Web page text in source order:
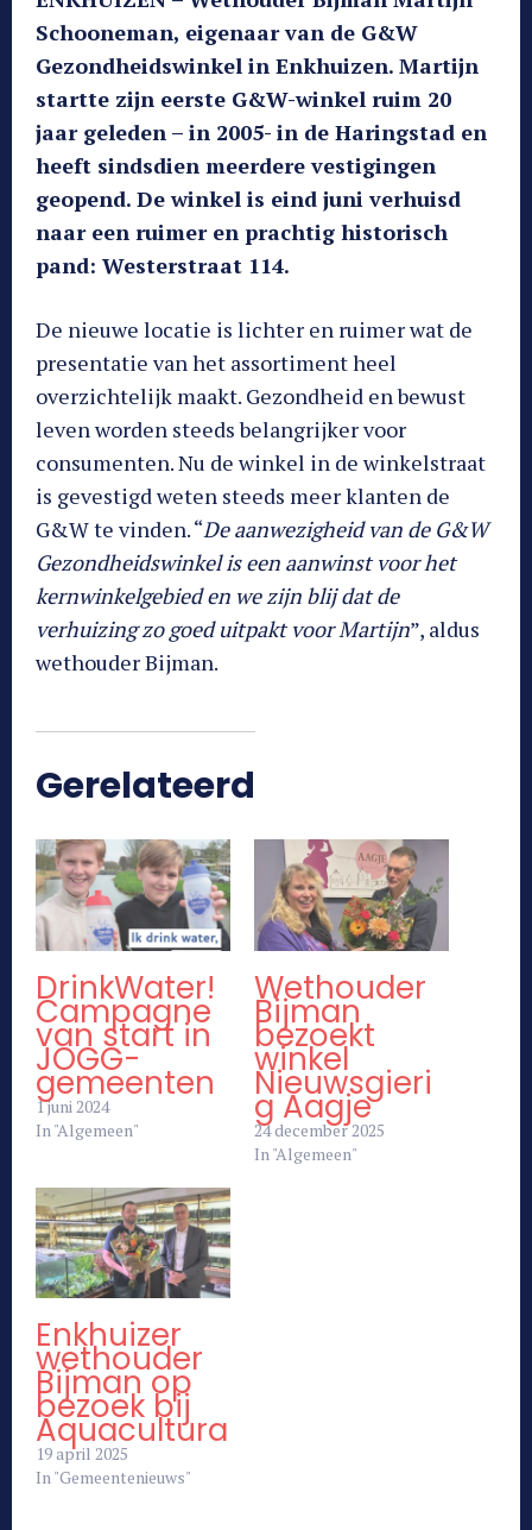
Schooneman, eigenaar van de G&W
Gezondheidswinkel in Enkhuizen. Martijn
startte zijn eerste G&W-winkel ruim 20
jaar geleden – in 2005- in de Haringstad en
heeft sindsdien meerdere vestigingen
geopend. De winkel is eind juni verhuisd
naar een ruimer en prachtig historisch
pand: Westerstraat 114.
De nieuwe locatie is lichter en ruimer wat de
presentatie van het assortiment heel
overzichtelijk maakt. Gezondheid en bewust
leven worden steeds belangrijker voor
consumenten. Nu de winkel in de winkelstraat
is gevestigd weten steeds meer klanten de
G&W te vinden. “De aanwezigheid van de G&W
Gezondheidswinkel is een aanwinst voor het
kernwinkelgebied en we zijn blij dat de
verhuizing zo goed uitpakt voor Martijn”, aldus
wethouder Bijman.
Gerelateerd
DrinkWater!
Campagne
van start in
JOGG-
gemeenten
1 juni 2024
In "Algemeen"
Wethouder
Bijman
bezoekt
winkel
Nieuwsgieri
g Aagje
24 december 2025
In "Algemeen"
Enkhuizer
wethouder
Bijman op
bezoek bij
Aquacultura
19 april 2025
In "Gemeentenieuws"